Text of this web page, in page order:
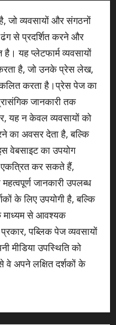
जो व्यवसायों और संगठनों
से प्रदर्शित करने और
यह प्लेटफार्म व्यवसायों
है, जो उनके प्रेस लेख,
करता है।प्रेस पेज का
जानकारी तक
यह न केवल व्यवसायों को
का अवसर देता है, बल्कि
वेबसाइट का उपयोग
कर सकते हैं,
जानकारी उपलब्ध
के लिए उपयोगी है, बल्कि
माध्यम से आवश्यक
पब्लिक पेज व्यवसायों
मीडिया उपस्थिति को
वे अपने लक्षित दर्शकों के